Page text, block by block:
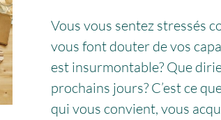
Vous vous sentez stressés
vous font douter de vos
est insurmontable? Que
prochains jours? C’est ce
qui vous convient, vous